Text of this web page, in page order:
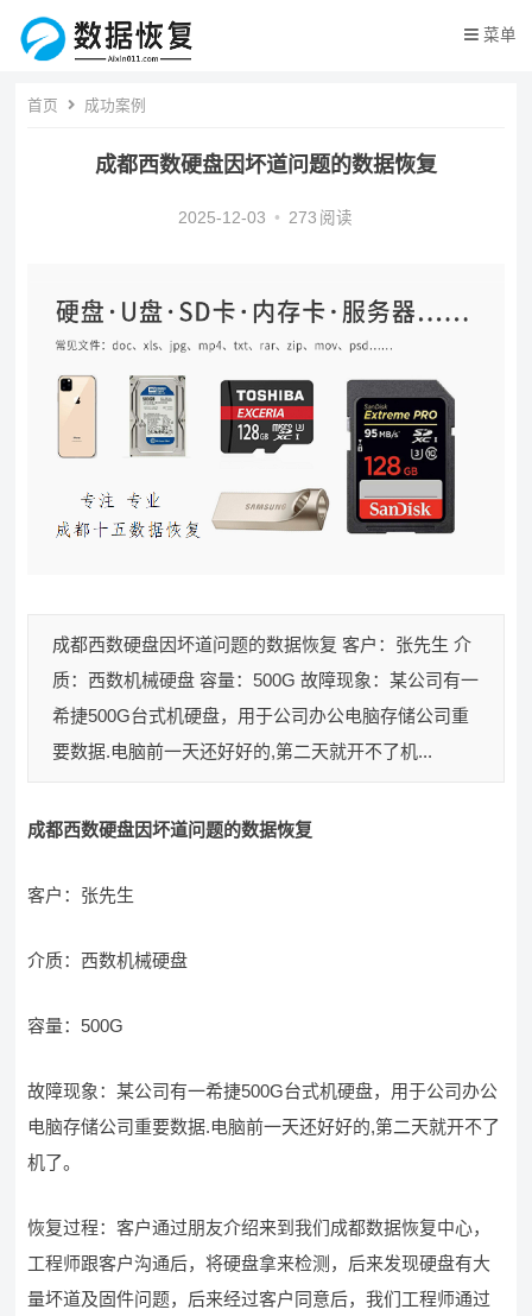
菜单
首页 成功案例
成都西数硬盘因坏道问题的数据恢复
2025-12-03 • 273 阅读
成都西数硬盘因坏道问题的数据恢复 客户：张先生 介
质：西数机械硬盘 容量：500G 故障现象：某公司有一
希捷500G台式机硬盘，用于公司办公电脑存储公司重
要数据.电脑前一天还好好的,第二天就开不了机...
成都西数硬盘因坏道问题的数据恢复
客户：张先生
介质：西数机械硬盘
容量：500G
故障现象：某公司有一希捷500G台式机硬盘，用于公司办公
电脑存储公司重要数据.电脑前一天还好好的,第二天就开不了
机了。
恢复过程：客户通过朋友介绍来到我们成都数据恢复中心，
工程师跟客户沟通后，将硬盘拿来检测，后来发现硬盘有大
量坏道及固件问题，后来经过客户同意后，我们工程师通过